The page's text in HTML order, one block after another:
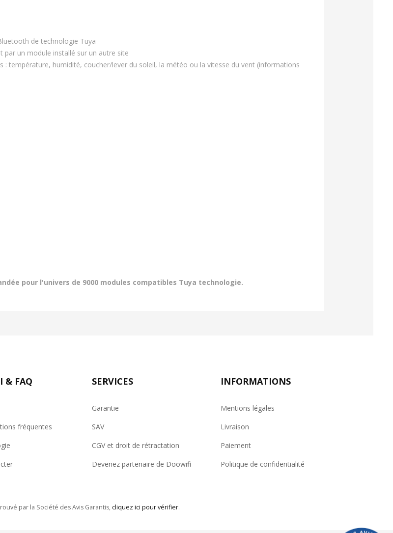
de technologie Tuya
un module installé sur un autre site
température, humidité, coucher/lever du soleil, la météo ou la vitesse du vent (informations
pour l'univers de 9000 modules compatibles Tuya technologie.
& FAQ
fréquentes
SERVICES
Garantie
SAV
CGV et droit de rétractation
Devenez partenaire de Doowifi
INFORMATIONS
Mentions légales
Livraison
Paiement
Politique de confidentialité
par la Société des Avis Garantis, cliquez ici pour vérifier.